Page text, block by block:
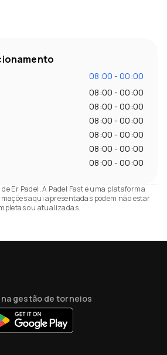
08:00 - 00:00
08:00 - 00:00
08:00 - 00:00
08:00 - 00:00
08:00 - 00:00
08:00 - 00:00
08:00 - 00:00
Er Padel. A Padel Fast é uma plataforma
aqui apresentadas podem não estar
ou atualizadas.
gestão de torneios